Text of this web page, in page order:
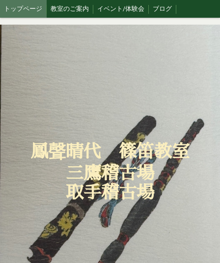
トップページ 教室のご案内 イベント/体験会 ブログ
鳳聲晴代 篠笛教室
三鷹稽古場
取手稽古場